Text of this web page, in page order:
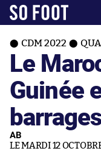
CDM 2022
Le
Guinée
AB
LE MARDI 12